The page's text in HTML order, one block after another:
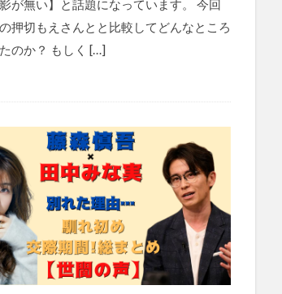
影が無い】と話題になっています。 今回
押切もえさんとと比較してどんなところ
のか？ もしく […]